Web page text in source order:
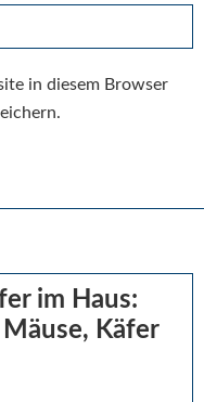
in diesem Browser
im Haus:
Käfer